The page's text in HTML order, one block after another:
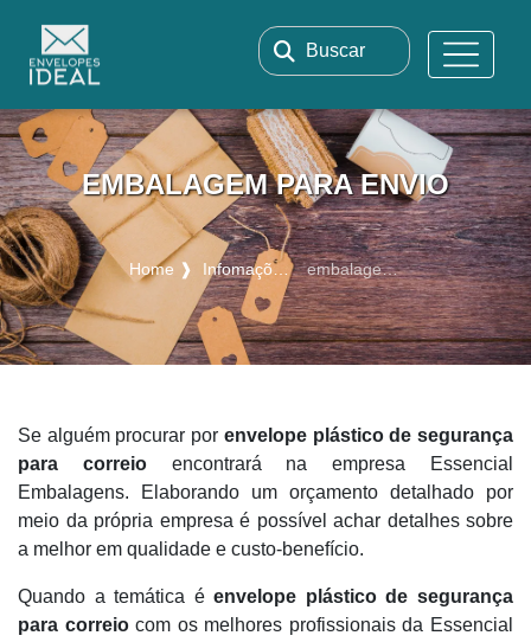
Buscar
EMBALAGEM PARA ENVIO
Home ❱ Infomações ❱ embalagem para envio
Se alguém procurar por envelope plástico de segurança
para correioencontrará na empresa Essencial
Embalagens. Elaborando um orçamento detalhado por
meio da própria empresa é possível achar detalhes sobre
a melhor em qualidade e custo-benefício.
Quando a temática éenvelope plástico de segurança
para correiocom os melhores profissionais da Essencial